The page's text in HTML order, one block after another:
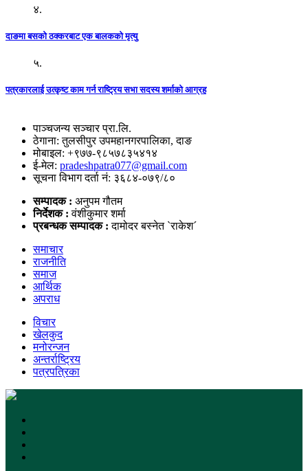
४.
दाङमा बसको ठक्करबाट एक बालकको मृत्यु
५.
पत्रकारलाई उत्कृष्ट काम गर्न राष्ट्रिय सभा सदस्य शर्माको आग्रह
पाञ्चजन्य सञ्चार प्रा.लि.
ठेगाना: तुलसीपुर उपमहानगरपालिका, दाङ
मोबाइल: +९७७-९८५७८३५४१४
ई-मेल: pradeshpatra077@gmail.com
सूचना विभाग दर्ता नं: ३६८४-०७९/८०
सम्पादक : अनुपम गौतम
निर्देशक :वंशीकुमार शर्मा
प्रबन्धक सम्पादक :दामोदर बस्नेत `राकेश´
समाचार
राजनीति
समाज
आर्थिक
अपराध
विचार
खेलकुद
मनोरन्जन
अन्तर्राष्ट्रिय
पत्रपत्रिका